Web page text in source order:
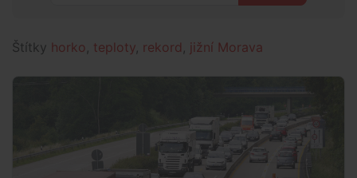
Štítky horko teploty rekord jižní Morava